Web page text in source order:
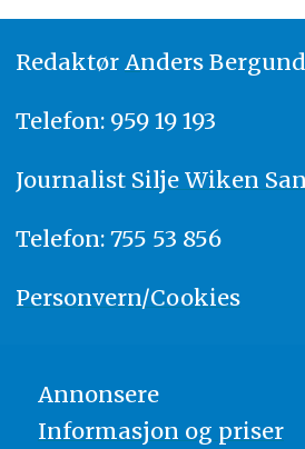
Redaktør Anders
Telefon: 959 19 193
Journalist Silje Wiken
Telefon: 755 53 856
Personvern/Cookies
Annonsere
Informasjon og priser